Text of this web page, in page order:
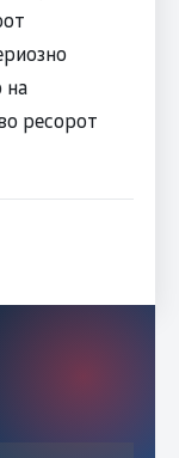
на
ресорот